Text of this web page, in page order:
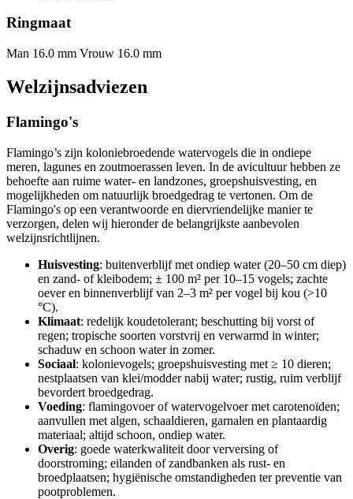
Ringmaat
Man 16.0 mm Vrouw 16.0 mm
Welzijnsadviezen
Flamingo's
Flamingo’s zijn koloniebroedende watervogels die in ondiepe
meren, lagunes en zoutmoerassen leven. In de avicultuur hebben ze
behoefte aan ruime water- en landzones, groepshuisvesting, en
mogelijkheden om natuurlijk broedgedrag te vertonen. Om de
Flamingo's op een verantwoorde en diervriendelijke manier te
verzorgen, delen wij hieronder de belangrijkste aanbevolen
welzijnsrichtlijnen.
Huisvesting: buitenverblijf met ondiep water (20–50 cm diep)
en zand- of kleibodem; ± 100 m² per 10–15 vogels; zachte
oever en binnenverblijf van 2–3 m² per vogel bij kou (>10
°C).
Klimaat: redelijk koudetolerant; beschutting bij vorst of
regen; tropische soorten vorstvrij en verwarmd in winter;
schaduw en schoon water in zomer.
Sociaal: kolonievogels; groepshuisvesting met ≥ 10 dieren;
nestplaatsen van klei/modder nabij water; rustig, ruim verblijf
bevordert broedgedrag.
Voeding: flamingovoer of watervogelvoer met carotenoïden;
aanvullen met algen, schaaldieren, garnalen en plantaardig
materiaal; altijd schoon, ondiep water.
Overig: goede waterkwaliteit door verversing of
doorstroming; eilanden of zandbanken als rust- en
broedplaatsen; hygiënische omstandigheden ter preventie van
pootproblemen.